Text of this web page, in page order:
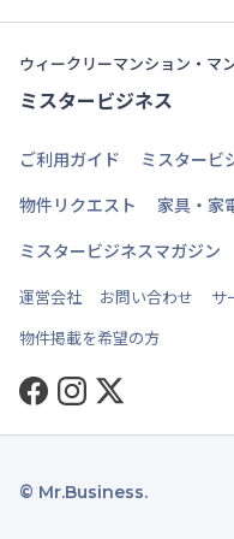
ウィークリーマンション・マ
ミスタービジネス
ご利用ガイド
ミスタービ
物件リクエスト
家具・家
ミスタービジネスマガジン
運営会社 お問い合わせ サ
物件掲載を希望の方
Facebook
Instagram
Twitter
© Mr.Business.